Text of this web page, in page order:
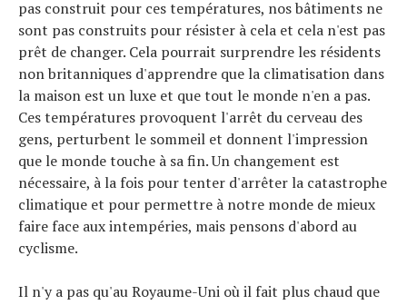
pas construit pour ces températures, nos bâtiments ne
sont pas construits pour résister à cela et cela n'est pas
prêt de changer. Cela pourrait surprendre les résidents
non britanniques d'apprendre que la climatisation dans
la maison est un luxe et que tout le monde n'en a pas.
Ces températures provoquent l'arrêt du cerveau des
gens, perturbent le sommeil et donnent l'impression
que le monde touche à sa fin. Un changement est
nécessaire, à la fois pour tenter d'arrêter la catastrophe
climatique et pour permettre à notre monde de mieux
faire face aux intempéries, mais pensons d'abord au
cyclisme.
Il n'y a pas qu'au Royaume-Uni où il fait plus chaud que